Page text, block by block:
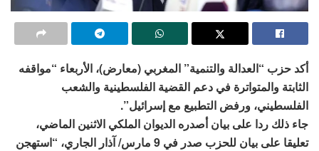
أكد حزب “العدالة والتنمية” المغربي (معارض)، الأربعاء “مواقفه
الثابتة والمتواترة في دعم القضية الفلسطينية والشعب
الفلسطيني، ورفض التطبيع مع إسرائيل”.
جاء ذلك ردا على بيان أصدره الديوان الملكي الاثنين الماضي،
تعليقا على بيان للحزب صدر في 9 مارس/ آذار الجاري، “استهجن